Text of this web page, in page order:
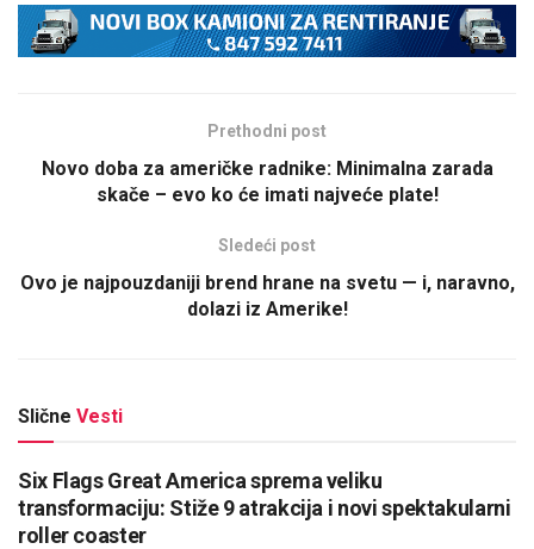
Prethodni post
Novo doba za američke radnike: Minimalna zarada
skače – evo ko će imati najveće plate!
Sledeći post
Ovo je najpouzdaniji brend hrane na svetu — i, naravno,
dolazi iz Amerike!
Slične Vesti
Six Flags Great America sprema veliku
transformaciju: Stiže 9 atrakcija i novi spektakularni
roller coaster